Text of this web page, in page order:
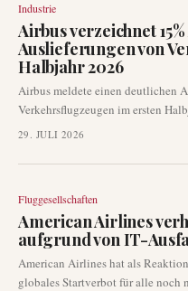
unterstreicht. Der Schritt
globalen Luftfahrtmarkt.
Industrie
Airbus verzeichnet
Auslieferungen von
Halbjahr 2026
Airbus meldete einen deutlichen
Verkehrsflugzeugen im ersten
entspricht einem Anstieg von 15
allein 89 Flugzeuge zu diesem
29. JULI 2026
Fluggesellschaften
American Airlines
aufgrund von IT-
American Airlines hat als
globales Startverbot für alle noch